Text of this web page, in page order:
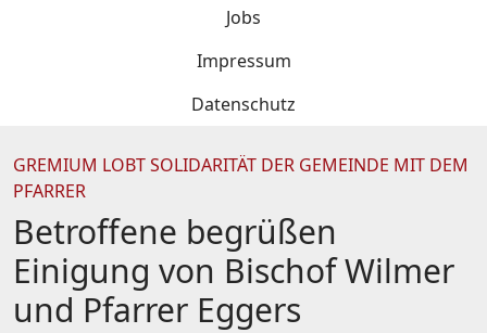
Jobs
Impressum
Datenschutz
GREMIUM LOBT SOLIDARITÄT DER GEMEINDE MIT DEM
PFARRER
Betroffene begrüßen
Einigung von Bischof Wilmer
und Pfarrer Eggers